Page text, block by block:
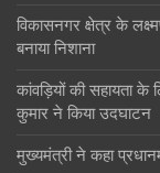
विकासनगर क्षेत्र के
बनाया निशाना
कांवड़ियों की सहायता
कुमार ने किया उदघाटन
मुख्यमंत्री ने कहा